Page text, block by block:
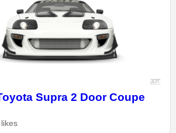
Supra 2 Door Coupe
likes